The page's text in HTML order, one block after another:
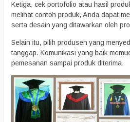
Ketiga, cek portofolio atau hasil
melihat contoh produk, Anda dapat
serta desain yang ditawarkan oleh
Selain itu, pilih produsen yang
tanggap. Komunikasi yang baik
pemesanan sampai produk diterima.